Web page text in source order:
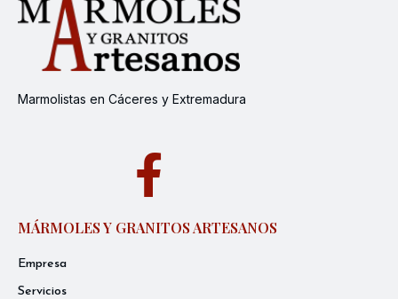
Marmolistas en Cáceres y Extremadura
MÁRMOLES Y GRANITOS ARTESANOS
Empresa
Servicios